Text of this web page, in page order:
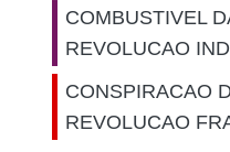
COMBUSTIVEL
REVOLUCAO
CONSPIRACAO
REVOLUCAO